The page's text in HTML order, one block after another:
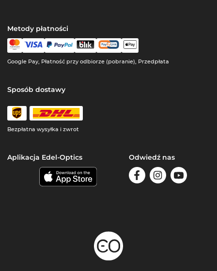
Metody płatności
Google Pay, Płatność przy odbiorze (pobranie), Przedpłata
Sposób dostawy
Bezpłatna wysyłka i zwrot
Aplikacja Edel-Optics Odwiedź nas